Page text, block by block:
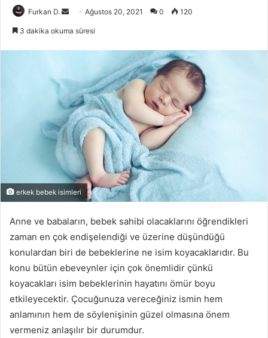
Furkan D.
Bir
Ağustos 20, 2021 0 120
3 dakika okuma süresi
erkek bebek isimleri
Anne ve babaların, bebek sahibi olacaklarını öğrendikleri
zaman en çok endişelendiği ve üzerine düşündüğü
konulardan biri de bebeklerine ne isim koyacaklarıdır. Bu
konu bütün ebeveynler için çok önemlidir çünkü
koyacakları isim bebeklerinin hayatını ömür boyu
etkileyecektir. Çocuğunuza vereceğiniz ismin hem
anlamının hem de söylenişinin güzel olmasına önem
vermeniz anlaşılır bir durumdur.